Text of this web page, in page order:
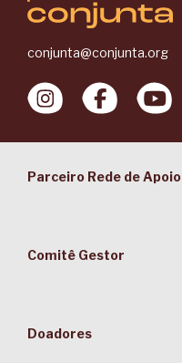
conjunta@conjunta.org
Parceiro Rede de Apoio
Comitê Gestor
Doadores